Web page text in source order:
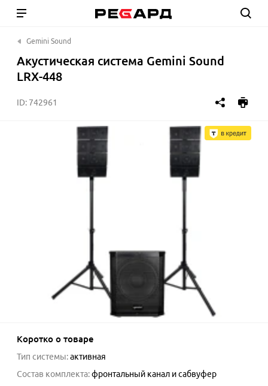
Gemini Sound
Акустическая система Gemini Sound
LRX-448
ID: 742961
Коротко о товаре
Тип системы:активная
Состав комплекта:фронтальный канал и сабвуфер